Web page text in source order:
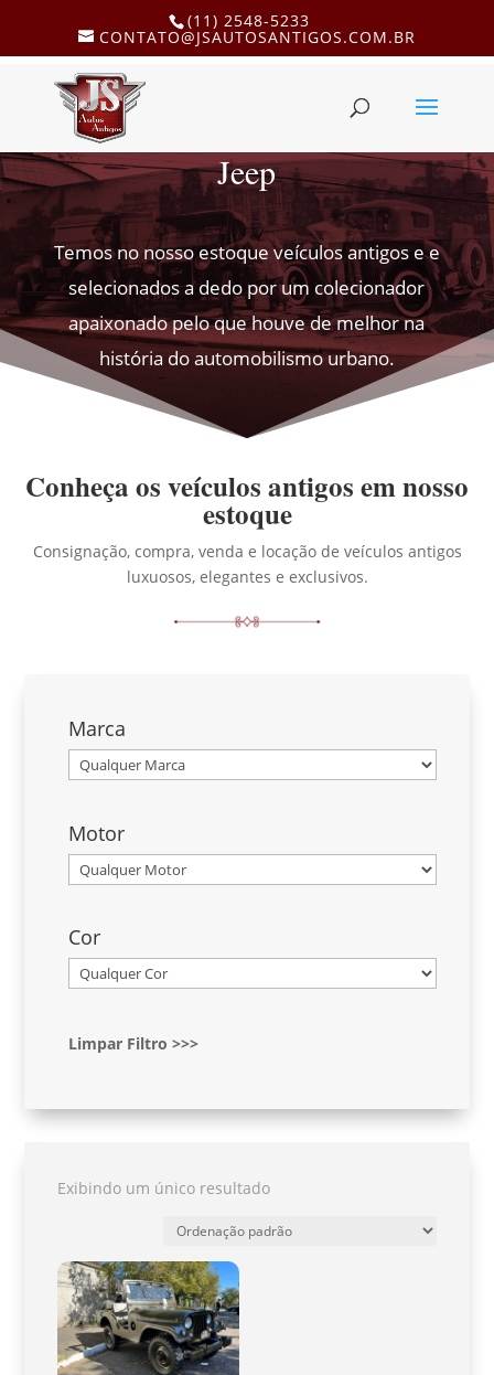
(11) 2548-5233
CONTATO@JSAUTOSANTIGOS.COM.BR
Jeep
Temos no nosso estoque veículos antigos e e
selecionados a dedo por um colecionador
apaixonado pelo que houve de melhor na
história do automobilismo urbano.
Conheça os veículos antigos em nosso
estoque
Consignação, compra, venda e locação de veículos antigos
luxuosos, elegantes e exclusivos.
Marca
Motor
Cor
Limpar Filtro >>>
Exibindo um único resultado